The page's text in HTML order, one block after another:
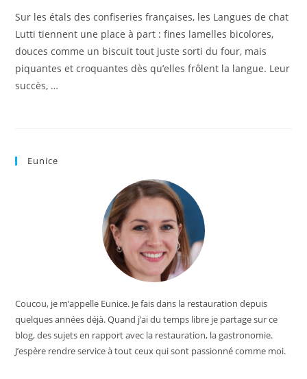
Sur les étals des confiseries françaises, les Langues de chat
Lutti tiennent une place à part : fines lamelles bicolores,
douces comme un biscuit tout juste sorti du four, mais
piquantes et croquantes dès qu’elles frôlent la langue. Leur
succès, …
Eunice
Coucou, je m’appelle Eunice. Je fais dans la restauration depuis
quelques années déjà. Quand j’ai du temps libre je partage sur ce
blog, des sujets en rapport avec la restauration, la gastronomie.
J’espère rendre service à tout ceux qui sont passionné comme moi.